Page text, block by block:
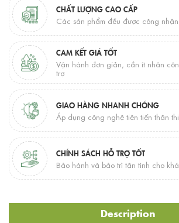
CHẤT LƯỢNG CAO CẤP
Các sản phẩm đều được công
CAM KẾT GIÁ TỐT
Vận hành đơn giản, cần ít nhân
trợ
GIAO HÀNG NHANH CHÓNG
Áp dụng công nghệ tiên tiến thân
CHÍNH SÁCH HỖ TRỢ TỐT
Bảo hành và bảo trì tận tình cho
Description